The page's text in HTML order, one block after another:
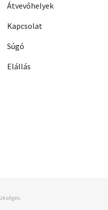
Átvevőhelyek
Kapcsolat
Súgó
Elállás